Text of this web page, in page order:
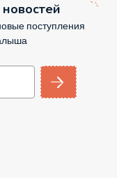
поступления